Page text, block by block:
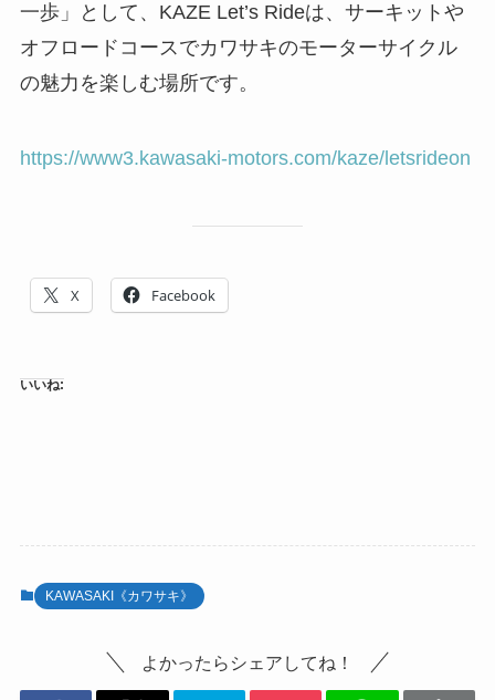
一歩」として、KAZE Let’s Rideは、サーキットや
オフロードコースでカワサキのモーターサイクル
の魅力を楽しむ場所です。
https://www3.kawasaki-motors.com/kaze/letsrideon
X Facebook
いいね:
KAWASAKI《カワサキ》
よかったらシェアしてね！